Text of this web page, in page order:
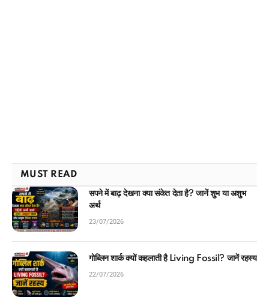
MUST READ
सपने में बाढ़ देखना क्या संकेत देता है? जानें शुभ या अशुभ
अर्थ
23/07/2026
गोब्लिन शार्क क्यों कहलाती है Living Fossil? जानें रहस्य
22/07/2026